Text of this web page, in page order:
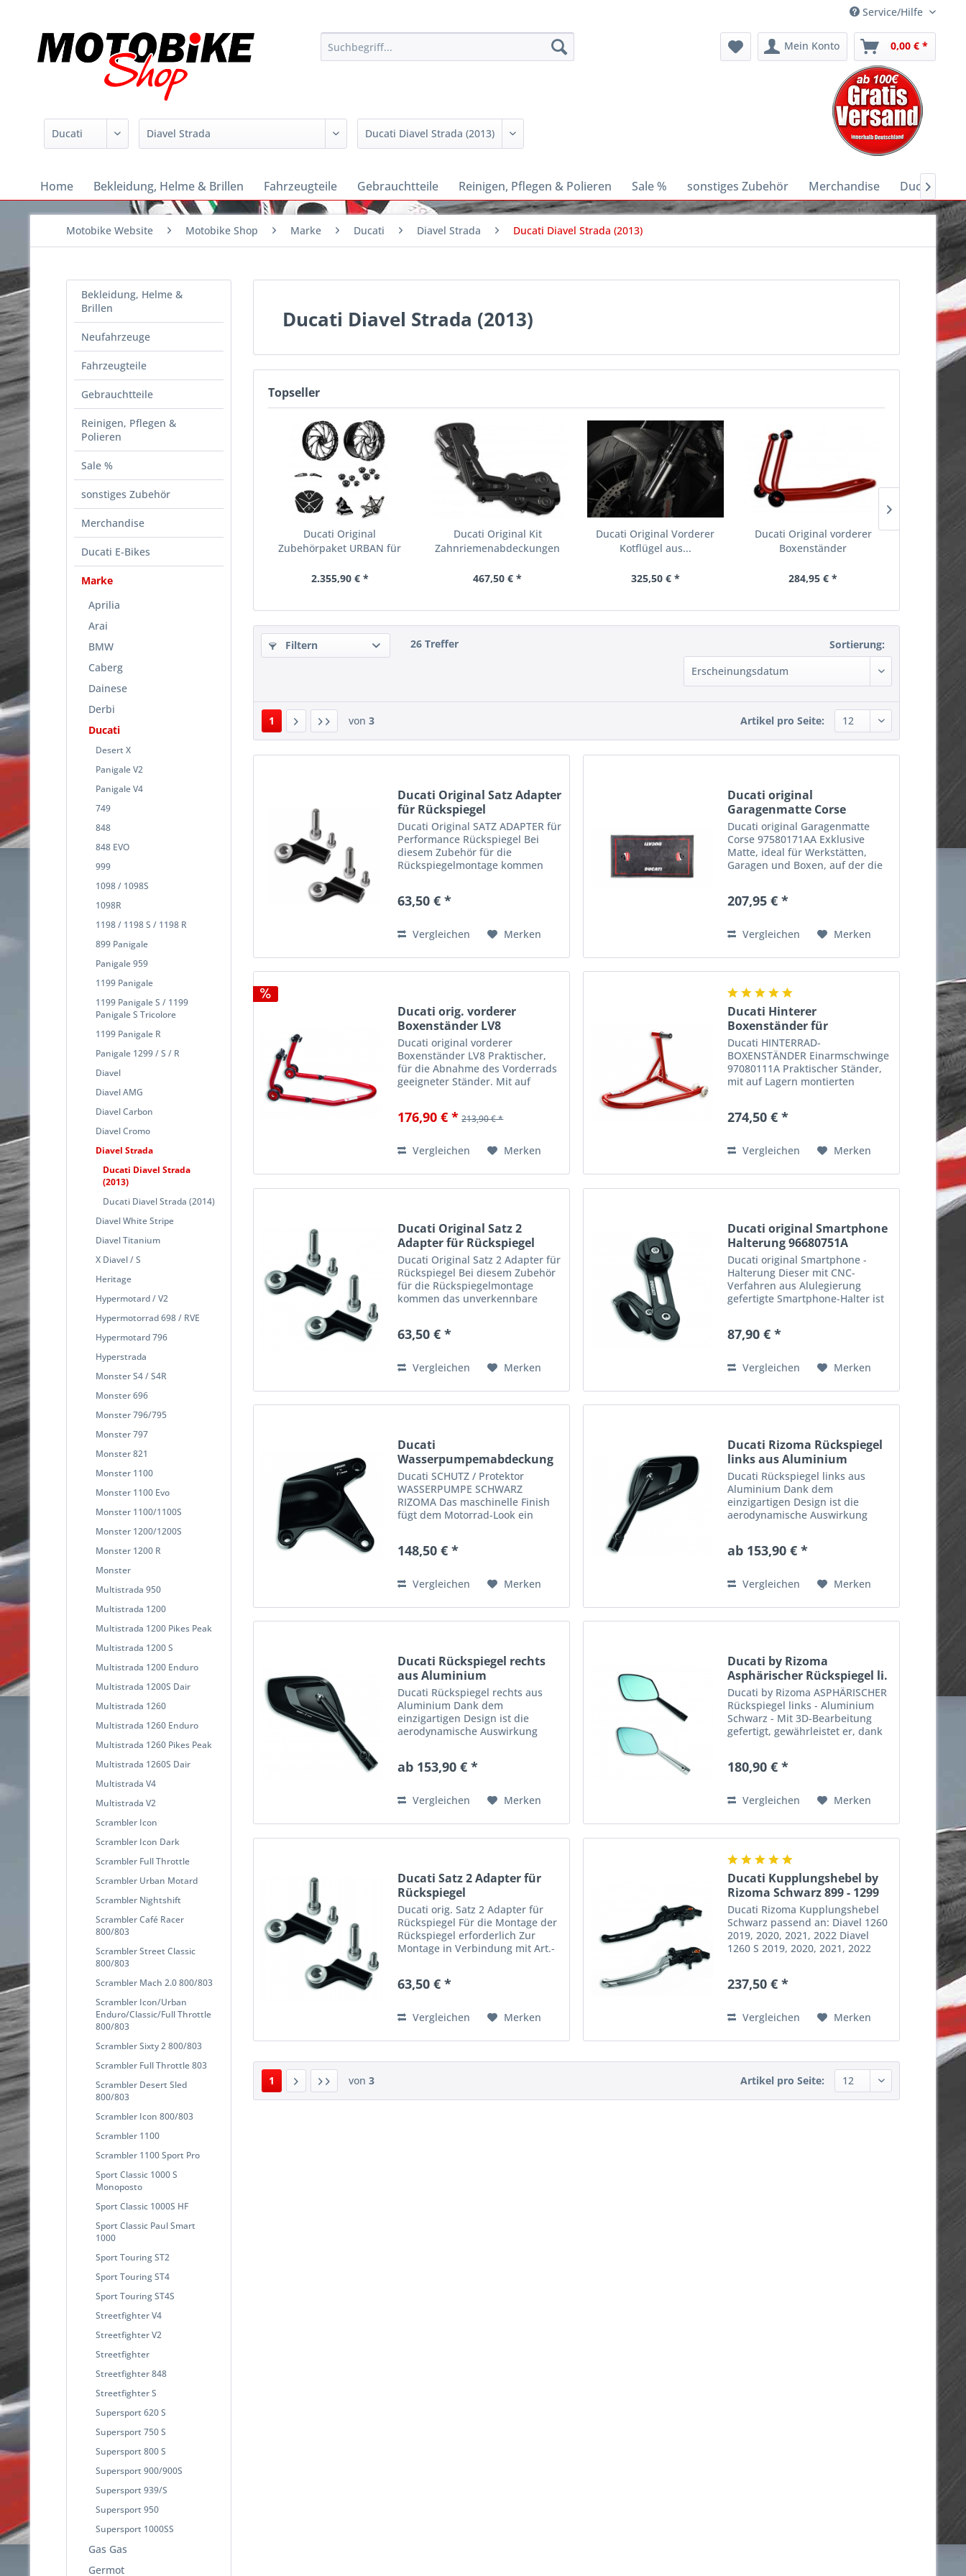
Service/Hilfe
Mein Konto 0,00 € *
Home Bekleidung, Helme & Brillen Fahrzeugteile Gebrauchtteile Reinigen, Pflegen & Polieren Sale % sonstiges Zubehör Merchandise Ducati E-

Motobike Website Motobike Shop Marke Ducati Diavel Strada Ducati Diavel Strada (2013)
Bekleidung, Helme &
Brillen
Neufahrzeuge
Fahrzeugteile
Gebrauchtteile
Reinigen, Pflegen &
Polieren
Sale %
sonstiges Zubehör
Merchandise
Ducati E-Bikes
Marke
Aprilia
Arai
BMW
Caberg
Dainese
Derbi
Ducati
Desert X
Panigale V2
Panigale V4
749
848
848 EVO
999
1098 / 1098S
1098R
1198 / 1198 S / 1198 R
899 Panigale
Panigale 959
1199 Panigale
1199 Panigale S / 1199
Panigale S Tricolore
1199 Panigale R
Panigale 1299 / S / R
Diavel
Diavel AMG
Diavel Carbon
Diavel Cromo
Diavel Strada
Ducati Diavel Strada
(2013)
Ducati Diavel Strada (2014)
Diavel White Stripe
Diavel Titanium
X Diavel / S
Heritage
Hypermotard / V2
Hypermotorrad 698 / RVE
Hypermotard 796
Hyperstrada
Monster S4 / S4R
Monster 696
Monster 796/795
Monster 797
Monster 821
Monster 1100
Monster 1100 Evo
Monster 1100/1100S
Monster 1200/1200S
Monster 1200 R
Monster
Multistrada 950
Multistrada 1200
Multistrada 1200 Pikes Peak
Multistrada 1200 S
Multistrada 1200 Enduro
Multistrada 1200S Dair
Multistrada 1260
Multistrada 1260 Enduro
Multistrada 1260 Pikes Peak
Multistrada 1260S Dair
Multistrada V4
Multistrada V2
Scrambler Icon
Scrambler Icon Dark
Scrambler Full Throttle
Scrambler Urban Motard
Scrambler Nightshift
Scrambler Café Racer
800/803
Scrambler Street Classic
800/803
Scrambler Mach 2.0 800/803
Scrambler Icon/Urban
Enduro/Classic/Full Throttle
800/803
Scrambler Sixty 2 800/803
Scrambler Full Throttle 803
Scrambler Desert Sled
800/803
Scrambler Icon 800/803
Scrambler 1100
Scrambler 1100 Sport Pro
Sport Classic 1000 S
Monoposto
Sport Classic 1000S HF
Sport Classic Paul Smart
1000
Sport Touring ST2
Sport Touring ST4
Sport Touring ST4S
Streetfighter V4
Streetfighter V2
Streetfighter
Streetfighter 848
Streetfighter S
Supersport 620 S
Supersport 750 S
Supersport 800 S
Supersport 900/900S
Supersport 939/S
Supersport 950
Supersport 1000SS
Gas Gas
Germot
Ducati Diavel Strada (2013)
Topseller
Ducati Original
Zubehörpaket URBAN für
2.355,90 € *
Ducati Original Kit
Zahnriemenabdeckungen
467,50 € *
Ducati Original Vorderer
Kotflügel aus...
325,50 € *
Ducati Original vorderer
Boxenständer
284,95 € *
Filtern 26 Treffer Sortierung:
1 von 3 Artikel pro Seite:
Ducati Original Satz Adapter
für Rückspiegel
Ducati Original SATZ ADAPTER für
Performance Rückspiegel Bei
diesem Zubehör für die
Rückspiegelmontage kommen
Rizoma auf einen Nenner. Aus
Eloxierung,...
63,50 € *
Vergleichen Merken
Ducati original
Garagenmatte Corse
97580171AA
Ducati original Garagenmatte
Corse 97580171AA Exklusive
Matte, ideal für Werkstätten,
Garagen und Boxen, auf der die
kompakte, strapazierfähige
Filz...
207,95 € *
Vergleichen Merken
Ducati orig. vorderer
Boxenständer LV8
Ducati original vorderer
Boxenständer LV8 Praktischer,
für die Abnahme des Vorderrads
geeigneter Ständer. Mit auf
besonders praktisch. Ein
im...
176,90 € * 213,90 € *
Vergleichen Merken
Ducati Hinterer
Boxenständer für
Einarmschwinge
Ducati HINTERRAD-
BOXENSTÄNDER Einarmschwinge
97080111A Praktischer Ständer,
mit auf Lagern montierten
Einarmschwinge geeignet.
besonders praktisch. Ein...
274,50 € *
Vergleichen Merken
Ducati Original Satz 2
Adapter für Rückspiegel
Ducati Original Satz 2 Adapter für
Rückspiegel Bei diesem Zubehör
für die Rückspiegelmontage
kommen das unverkennbare
Aus Aluminium mit hochwertiger
63,50 € *
Vergleichen Merken
Ducati original Smartphone
Halterung 96680751A
Ducati original Smartphone -
Halterung Dieser mit CNC-
Verfahren aus Alulegierung
gefertigte Smartphone-Halter ist
Positionierungsarm oder als
montieren;...
87,90 € *
Vergleichen Merken
Ducati
Wasserpumpemabdeckung
aus Aluminium
Ducati SCHUTZ / Protektor
WASSERPUMPE SCHWARZ
RIZOMA Das maschinelle Finish
fügt dem Motorrad-Look ein
Zusammenarbeit mit Rizoma
folgende Modelle : Monster 937...
148,50 € *
Vergleichen Merken
Ducati Rizoma Rückspiegel
links aus Aluminium
Ducati Rückspiegel links aus
Aluminium Dank dem
einzigartigen Design ist die
aerodynamische Auswirkung
Stil. In Zusammenarbeit mit
Artikelnummer: 96880711AA
ab 153,90 € *
Vergleichen Merken
Ducati Rückspiegel rechts
aus Aluminium
Ducati Rückspiegel rechts aus
Aluminium Dank dem
einzigartigen Design ist die
aerodynamische Auswirkung
Stil. In Zusammenarbeit mit
Artikelnummer: 96880701AA
ab 153,90 € *
Vergleichen Merken
Ducati by Rizoma
Asphärischer Rückspiegel li.
Ducati by Rizoma ASPHÄRISCHER
Rückspiegel links - Aluminium
Schwarz - Mit 3D-Bearbeitung
gefertigt, gewährleistet er, dank
Stabilität. Ansprechendes Design
das...
180,90 € *
Vergleichen Merken
Ducati Satz 2 Adapter für
Rückspiegel
Ducati orig. Satz 2 Adapter für
Rückspiegel Für die Montage der
Rückspiegel erforderlich Zur
Montage in Verbindung mit Art.-
96880531AB ASPHÄRISCHER
63,50 € *
Vergleichen Merken
Ducati Kupplungshebel by
Rizoma Schwarz 899 - 1299
Ducati Rizoma Kupplungshebel
Schwarz passend an: Diavel 1260
2019, 2020, 2021, 2022 Diavel
1260 S 2019, 2020, 2021, 2022
2017, 2018, 2019, 2020, 2021,
237,50 € *
Vergleichen Merken
1 von 3 Artikel pro Seite: